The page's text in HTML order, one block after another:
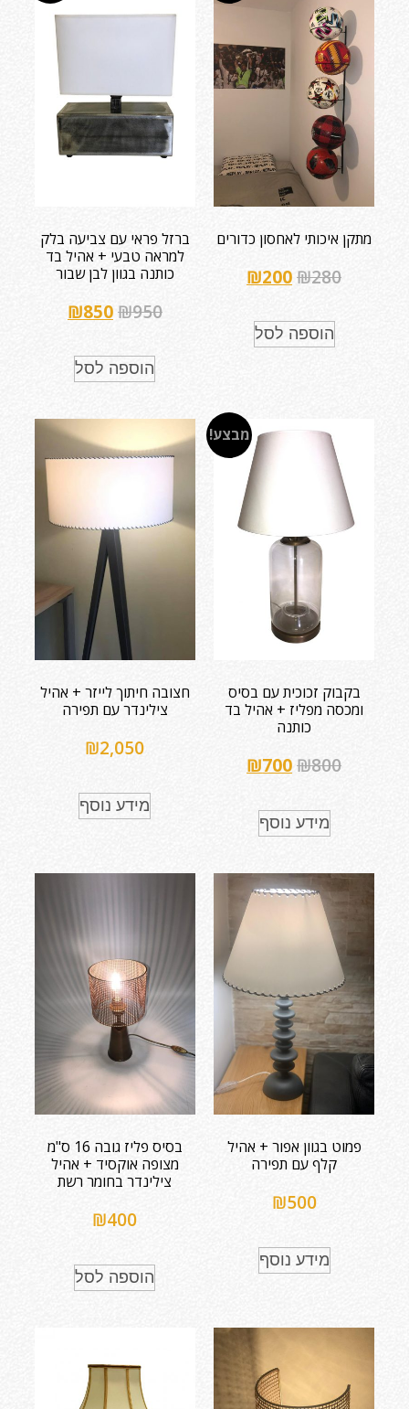
מתקן איכותי לאחסון כדורים
₪280
₪200
הוספה לסל
ברזל פראי עם צביעה בלק
למראה טבעי + אהיל בד
כותנה בגוון לבן שבור
₪950
₪850
הוספה לסל
מבצע!
בקבוק זכוכית עם בסיס
ומכסה מפליז + אהיל בד
כותנה
₪800
₪700
מידע נוסף
חצובה חיתוך לייזר + אהיל
צילינדר עם תפירה
₪2,050
מידע נוסף
פמוט בגוון אפור + אהיל
קלף עם תפירה
₪500
מידע נוסף
בסיס פליז גובה 16 ס"מ
מצופה אוקסיד + אהיל
צילינדר בחומר רשת
₪400
הוספה לסל